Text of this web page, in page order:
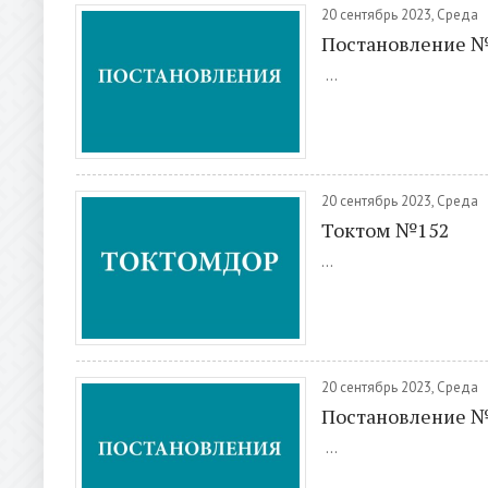
20 сентябрь 2023, Среда
Постановление
...
20 сентябрь 2023, Среда
Токтом №152
...
20 сентябрь 2023, Среда
Постановление
...